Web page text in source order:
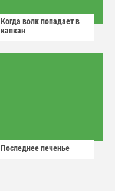
Когда волк попадает в
капкан
Последнее печенье